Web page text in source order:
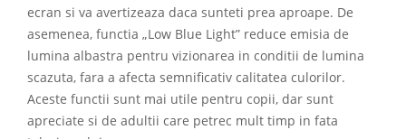
ecran si va avertizeaza daca sunteti prea aproape. De
asemenea, functia „Low Blue Light” reduce emisia de
lumina albastra pentru vizionarea in conditii de lumina
scazuta, fara a afecta semnificativ calitatea culorilor.
Aceste functii sunt mai utile pentru copii, dar sunt
apreciate si de adultii care petrec mult timp in fata